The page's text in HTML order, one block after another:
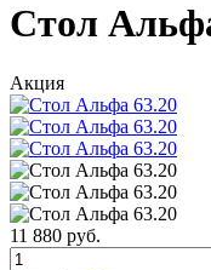
Стол
Акция
11 880 руб.